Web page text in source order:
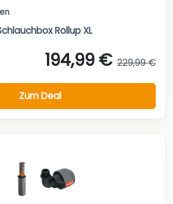
Rollup XL
194,99 € 229,99 €
Zum Deal